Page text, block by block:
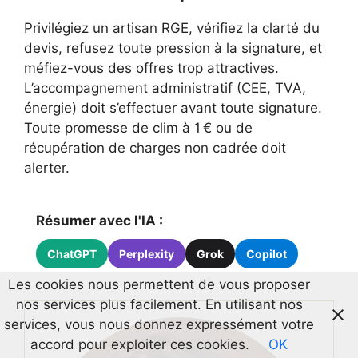
Privilégiez un artisan RGE, vérifiez la clarté du
devis, refusez toute pression à la signature, et
méfiez-vous des offres trop attractives.
L’accompagnement administratif (CEE, TVA,
énergie) doit s’effectuer avant toute signature.
Toute promesse de clim à 1 € ou de
récupération de charges non cadrée doit
alerter.
Résumer avec l'IA :
ChatGPT Perplexity Grok Copilot
Les cookies nous permettent de vous proposer
nos services plus facilement. En utilisant nos
services, vous nous donnez expressément votre
accord pour exploiter ces cookies.
OK